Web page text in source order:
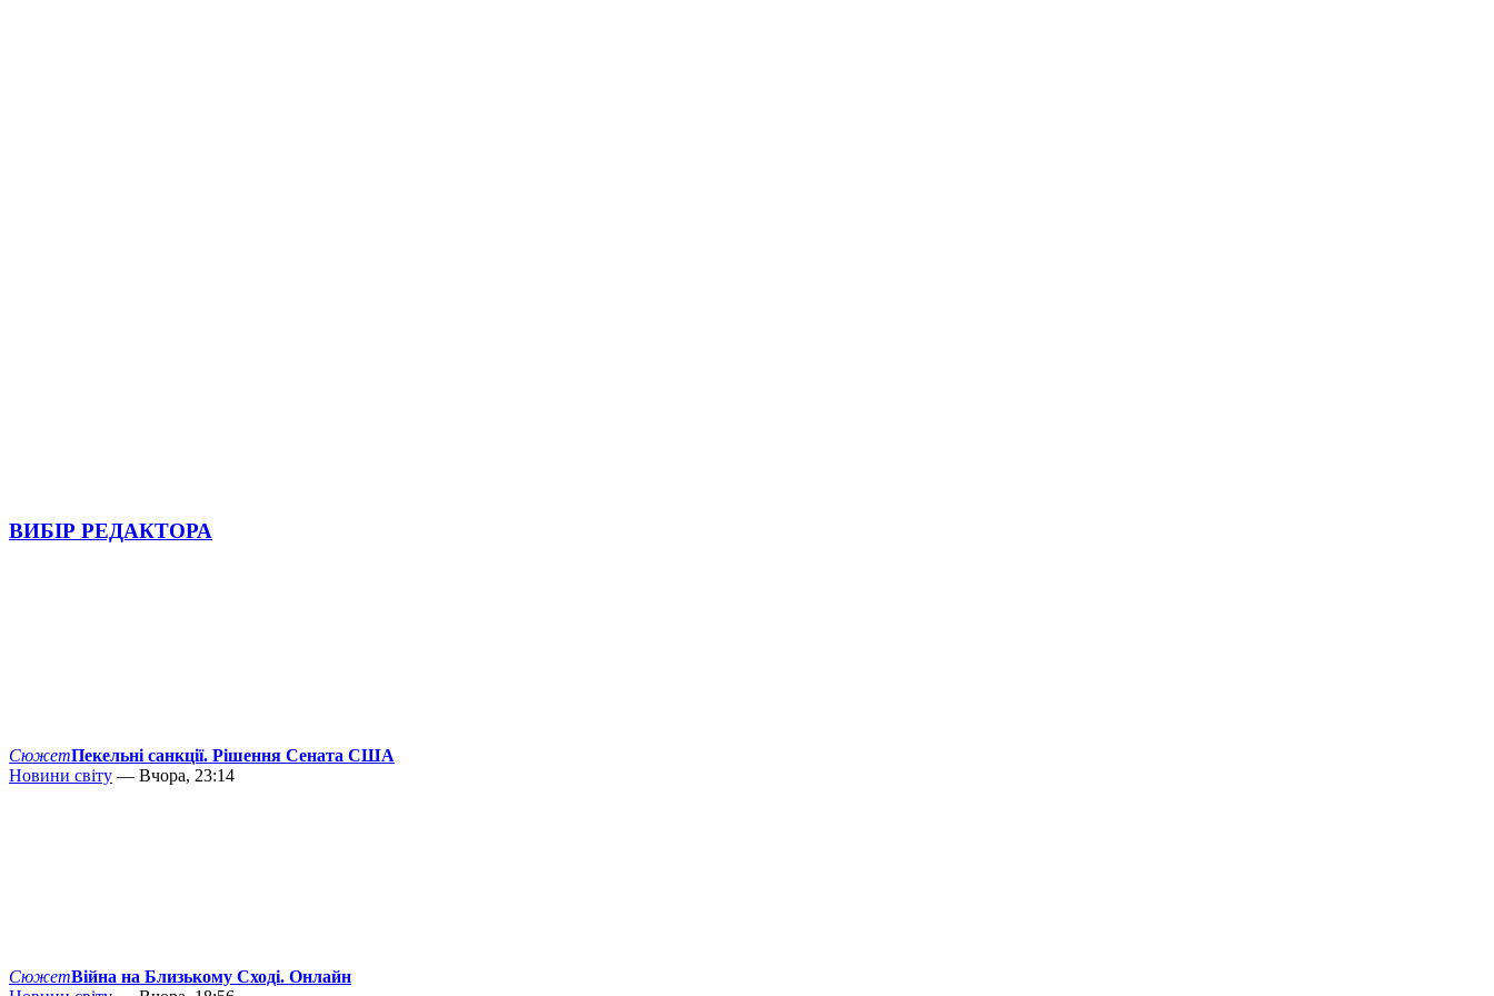
ВИБІР РЕДАКТОРА
СюжетПекельні санкції. Рішення Сената США
Новини світу — Вчора, 23:14
СюжетВійна на Близькому Сході. Онлайн